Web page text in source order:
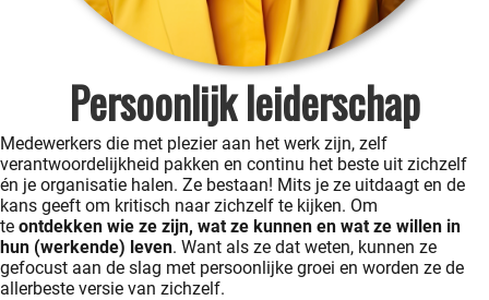
Persoonlijk leiderschap
Medewerkers die met plezier aan het werk zijn, zelf
verantwoordelijkheid pakken en continu het beste uit zichzelf
én je organisatie halen. Ze bestaan! Mits je ze uitdaagt en de
kans geeft om kritisch naar zichzelf te kijken. Om
te ontdekken wie ze zijn, wat ze kunnen en wat ze willen in
hun (werkende) leven. Want als ze dat weten, kunnen ze
gefocust aan de slag met persoonlijke groei en worden ze de
allerbeste versie van zichzelf.